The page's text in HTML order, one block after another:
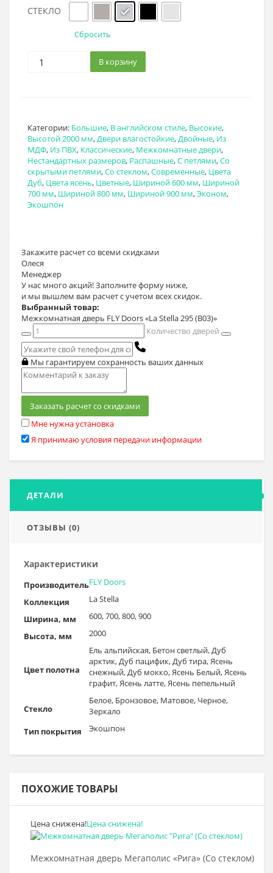
СТЕКЛО
Сбросить
В корзину
Категории: Большие, В английском стиле, Высокие,
Высотой 2000 мм,Двери влагостойкие,Двойные, Из
МДФ, Из ПВХ, Классические, Межкомнатные двери,
Нестандартных размеров, Распашные,С петлями,Со
скрытыми петлями,Со стеклом,Современные, Цвета
Дуб, Цвета ясень, Цветные, Шириной 600 мм, Шириной
700 мм, Шириной 800 мм, Шириной 900 мм,Эконом,
Экошпон
Закажите расчетсо всеми скидками
Олеся
Менеджер
У нас много акций! Заполните форму ниже,
и мы вышлем вам расчет с учетом всех скидок.
Выбранный товар:
Межкомнатная дверь FLY Doors «La Stella 295 (B03)»
Количество дверей
Мы гарантируем сохранность ваших данных
Заказать расчет со скидками
Мне нужна установка
Я принимаю условия передачи информации
ДЕТАЛИ
ОТЗЫВЫ (0)
Характеристики
ПроизводительFLY Doors
Коллекция
La Stella
Ширина, мм
600, 700, 800, 900
Высота, мм
2000
Цвет полотна
Ель альпийская, Бетон светлый, Дуб
арктик, Дуб пацифик, Дуб тира, Ясень
снежный, Дуб мокко, Ясень Белый, Ясень
графит, Ясень латте, Ясень пепельный
Стекло
Белое, Бронзовое, Матовое, Черное,
Зеркало
Тип покрытия
Экошпон
ПОХОЖИЕ ТОВАРЫ
Цена снижена!Цена снижена!
Межкомнатная дверь Мегаполис «Рига» (Со стеклом)
Выбрать >